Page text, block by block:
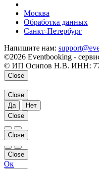
Москва
Обработка данных
Санкт-Петербург
Напишите нам:
©2026 Eventbooking -
© ИП Осипов Н.В. ИНН:
Close
Close
Да
Нет
Close
Close
Close
Ок